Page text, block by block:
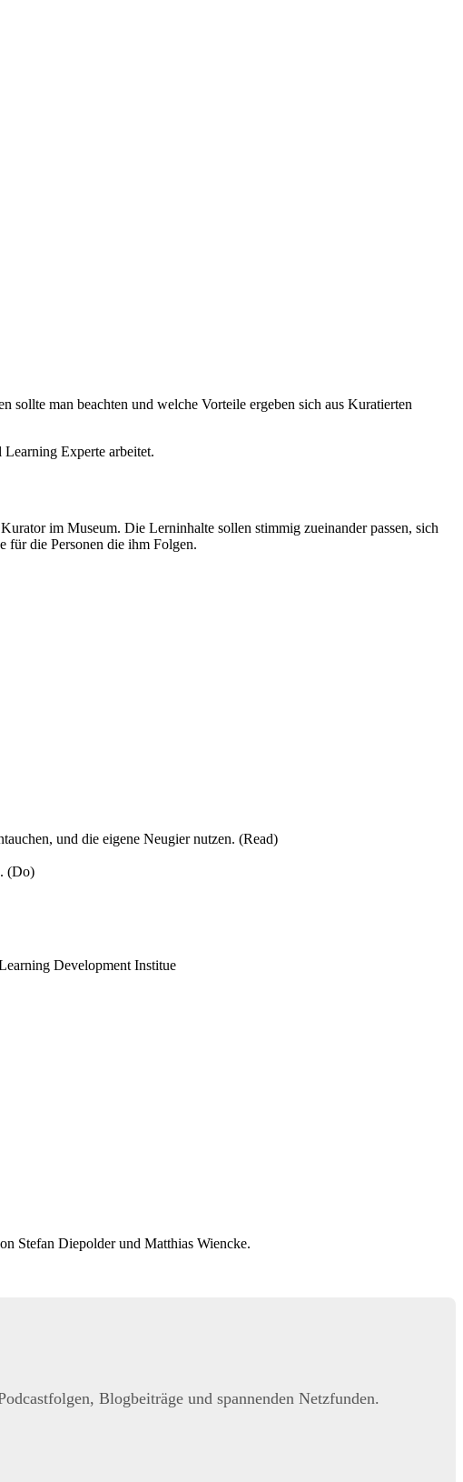
man beachten und welche Vorteile ergeben sich aus Kuratierten
Experte arbeitet.
im Museum. Die Lerninhalte sollen stimmig zueinander passen, sich
für die Personen die ihm Folgen.
und die eigene Neugier nutzen. (Read)
(Do)
Development Institue
Stefan Diepolder und Matthias Wiencke.
Blogbeiträge und spannenden Netzfunden.